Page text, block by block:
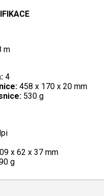
m
4
458 x 170 x 20 mm
530 g
x 62 x 37 mm
g